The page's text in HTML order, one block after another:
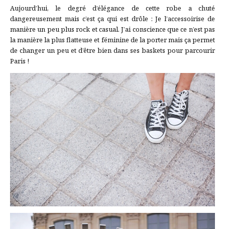
Aujourd’hui, le degré d’élégance de cette robe a chuté
dangereusement mais c’est ça qui est drôle : Je l’accessoirise de
manière un peu plus rock et casual. J’ai conscience que ce n’est pas
la manière la plus flatteuse et féminine de la porter mais ça permet
de changer un peu et d’être bien dans ses baskets pour parcourir
Paris !